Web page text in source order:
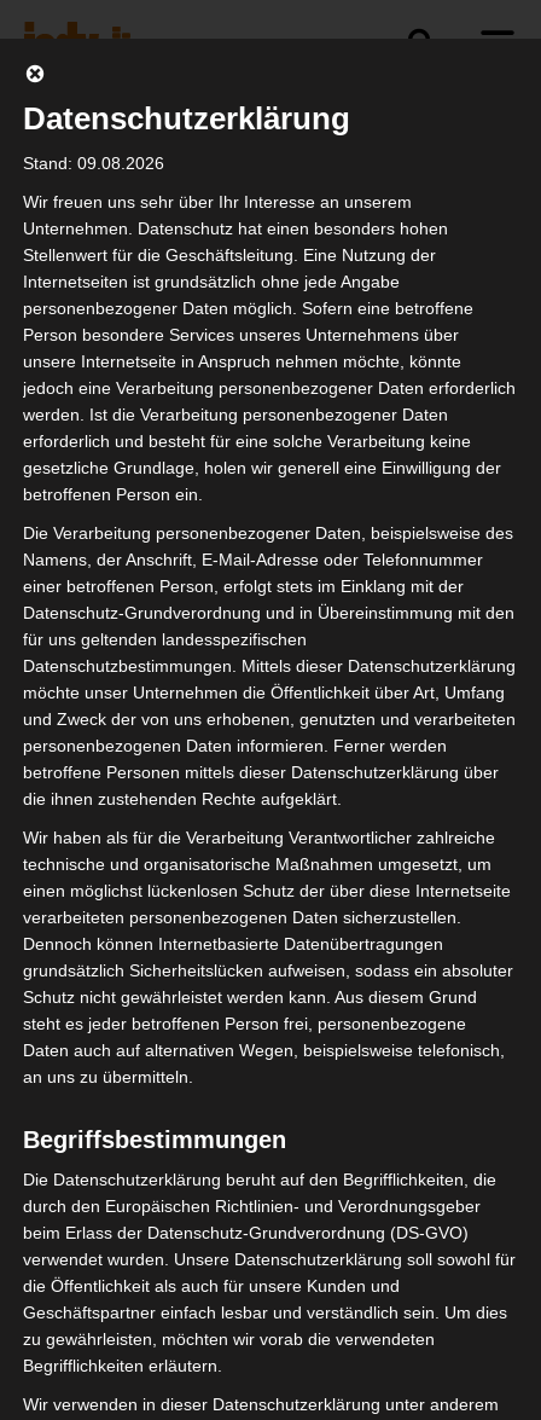
Selbstständigkeit
Dritte Runde des
„Branchendialogs der
Das Forum Veranstaltungswirtschaft lädt
euch herzlich zur dritten Runde des
Veranstaltungswirtschaft“ ein.
Am Dienstag, den 27.April 2021, 15:30 –
17:00 Uhr.
Die Verbandsvertreter:innen des BDKV
e.V.,EVVC e.V.,ISDV e.V. ,VPLT Der
Verband für Medien- und
Veranstaltungstechnik e.V.und der
Datenschutzerklärung
Stand: 09.08.2026
Wir freuen uns sehr über Ihr Interesse an unserem
Unternehmen. Datenschutz hat einen besonders hohen
Stellenwert für die Geschäftsleitung. Eine Nutzung der
Internetseiten ist grundsätzlich ohne jede Angabe
personenbezogener Daten möglich. Sofern eine betroffene
Person besondere Services unseres Unternehmens über
unsere Internetseite in Anspruch nehmen möchte, könnte
jedoch eine Verarbeitung personenbezogener Daten erforderlich
werden. Ist die Verarbeitung personenbezogener Daten
erforderlich und besteht für eine solche Verarbeitung keine
gesetzliche Grundlage, holen wir generell eine Einwilligung der
betroffenen Person ein.
Die Verarbeitung personenbezogener Daten, beispielsweise des
Namens, der Anschrift, E-Mail-Adresse oder Telefonnummer
einer betroffenen Person, erfolgt stets im Einklang mit der
Datenschutz-Grundverordnung und in Übereinstimmung mit den
für uns geltenden landesspezifischen
Datenschutzbestimmungen. Mittels dieser Datenschutzerklärung
möchte unser Unternehmen die Öffentlichkeit über Art, Umfang
und Zweck der von uns erhobenen, genutzten und verarbeiteten
personenbezogenen Daten informieren. Ferner werden
betroffene Personen mittels dieser Datenschutzerklärung über
die ihnen zustehenden Rechte aufgeklärt.
Wir haben als für die Verarbeitung Verantwortlicher zahlreiche
technische und organisatorische Maßnahmen umgesetzt, um
einen möglichst lückenlosen Schutz der über diese Internetseite
verarbeiteten personenbezogenen Daten sicherzustellen.
Dennoch können Internetbasierte Datenübertragungen
grundsätzlich Sicherheitslücken aufweisen, sodass ein absoluter
Schutz nicht gewährleistet werden kann. Aus diesem Grund
steht es jeder betroffenen Person frei, personenbezogene
Daten auch auf alternativen Wegen, beispielsweise telefonisch,
an uns zu übermitteln.
Begriffsbestimmungen
Die Datenschutzerklärung beruht auf den Begrifflichkeiten, die
durch den Europäischen Richtlinien- und Verordnungsgeber
beim Erlass der Datenschutz-Grundverordnung (DS-GVO)
verwendet wurden. Unsere Datenschutzerklärung soll sowohl für
die Öffentlichkeit als auch für unsere Kunden und
Geschäftspartner einfach lesbar und verständlich sein. Um dies
zu gewährleisten, möchten wir vorab die verwendeten
Begrifflichkeiten erläutern.
Wir verwenden in dieser Datenschutzerklärung unter anderem